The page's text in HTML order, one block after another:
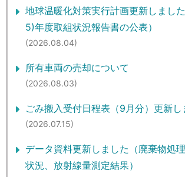
地球温暖化対策実行計画更新しまし
5)年度取組状況報告書の公表）
(2026.08.04)
所有車両の売却について
(2026.08.03)
ごみ搬入受付日程表（9月分）更新し
(2026.07.15)
データ資料更新しました（廃棄物処
状況、放射線量測定結果）